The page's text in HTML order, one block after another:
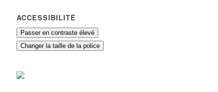
ACCESSIBILITÉ
Passer en contraste élevé
Changer la taille de la police